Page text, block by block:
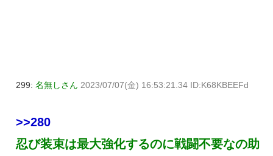
299: 名無しさん 2023/07/07(金) 16:53:21.34 ID:K68KBEEFd
>>280
忍び装束は最大強化するのに戦闘不要なの助